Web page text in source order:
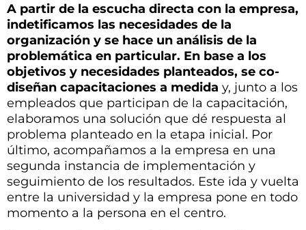
A partir de la escucha directa con la empresa,
indetificamos las necesidades de la
organización y se hace un análisis de la
problemática en particular. En base a los
objetivos y necesidades planteados, se co-
diseñan capacitaciones a medida y, junto a los
empleados que participan de la capacitación,
elaboramos una solución que dé respuesta al
problema planteado en la etapa inicial. Por
último, acompañamos a la empresa en una
segunda instancia de implementación y
seguimiento de los resultados. Este ida y vuelta
entre la universidad y la empresa pone en todo
momento a la persona en el centro.